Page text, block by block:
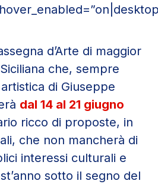
d’Arte di maggior
che, sempre
di Giuseppe
dal 14 al 21 giugno
ricco di proposte, in
che non mancherà di
interessi culturali e
sotto il segno del